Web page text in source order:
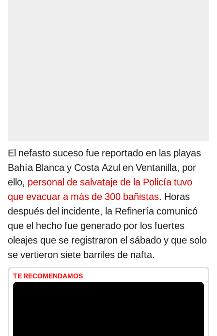
El nefasto suceso fue reportado en las playas
Bahía Blanca y Costa Azul en Ventanilla, por
ello, personal de salvataje de la Policía tuvo
que evacuar a más de 300 bañistas. Horas
después del incidente, la Refinería comunicó
que el hecho fue generado por los fuertes
oleajes que se registraron el sábado y que solo
se vertieron siete barriles de nafta.
TE RECOMENDAMOS